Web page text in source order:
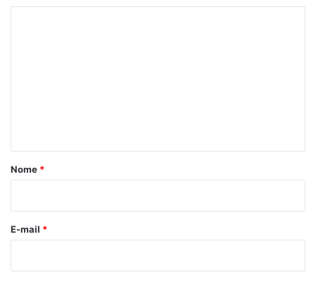
r
*
Nome *
E-mail *